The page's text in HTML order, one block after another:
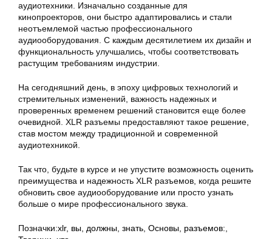
аудиотехники. Изначально созданные для
кинопроекторов, они быстро адаптировались и стали
неотъемлемой частью профессионального
аудиооборудования. С каждым десятилетием их дизайн и
функциональность улучшались, чтобы соответствовать
растущим требованиям индустрии.
На сегодняшний день, в эпоху цифровых технологий и
стремительных изменений, важность надежных и
проверенных временем решений становится еще более
очевидной. XLR разъемы предоставляют такое решение,
став мостом между традиционной и современной
аудиотехникой.
Так что, будьте в курсе и не упустите возможность оценить
преимущества и надежность XLR разъемов, когда решите
обновить свое аудиооборудование или просто узнать
больше о мире профессионального звука.
Позначки:xlr, вы, должны, знать, Основы, разъемов:,